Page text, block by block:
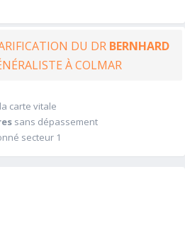
DU DR BERNHARD
À COLMAR
carte vitale
sans dépassement
secteur 1